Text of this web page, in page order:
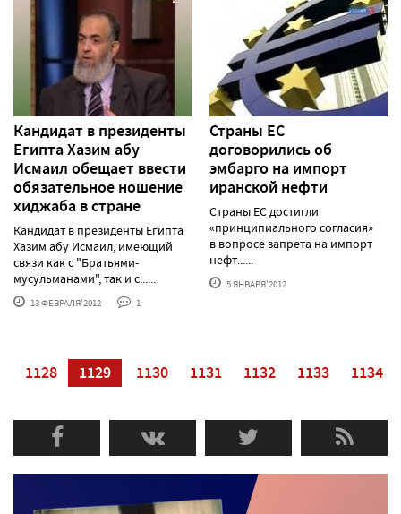
Кандидат в президенты
Египта Хазим абу
Исмаил обещает ввести
обязательное ношение
хиджаба в стране
Кандидат в президенты Египта
Хазим абу Исмаил, имеющий
связи как с "Братьями-
мусульманами", так и с......
13 ФЕВРАЛЯ'2012 1
Страны ЕС
договорились об
эмбарго на импорт
иранской нефти
Страны ЕС достигли
«принципиального согласия»
в вопросе запрета на импорт
нефт......
5 ЯНВАРЯ'2012
1128 1129 1130 1131 1132 1133 1134